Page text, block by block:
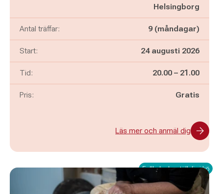
Helsingborg
Antal träffar: 9 (måndagar)
Start: 24 augusti 2026
Tid: Pågår mellan
20.00 – och
21.00
Pris: Gratis
Läs mer och anmäl dig
Fullbokad – ställ dig i kö